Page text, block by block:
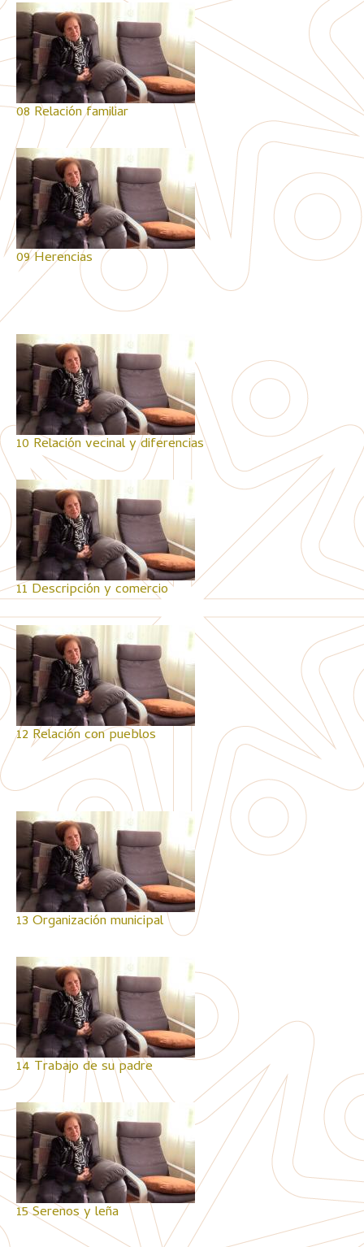
08 Relación familiar
09 Herencias
10 Relación vecinal y diferencias
11 Descripción y comercio
12 Relación con pueblos
13 Organización municipal
14 Trabajo de su padre
15 Serenos y leña